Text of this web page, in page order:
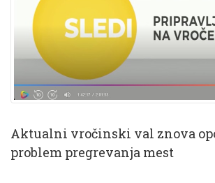
Aktualni vročinski val znova
problem pregrevanja mest